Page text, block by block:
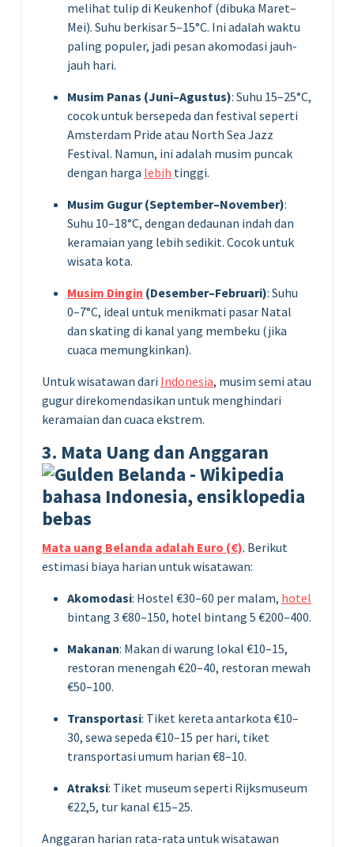
melihat tulip di Keukenhof (dibuka Maret–
Mei). Suhu berkisar 5–15°C. Ini adalah waktu
paling populer, jadi pesan akomodasi jauh-
jauh hari.
Musim Panas (Juni–Agustus): Suhu 15–25°C,
cocok untuk bersepeda dan festival seperti
Amsterdam Pride atau North Sea Jazz
Festival. Namun, ini adalah musim puncak
dengan harga lebih tinggi.
Musim Gugur (September–November):
Suhu 10–18°C, dengan dedaunan indah dan
keramaian yang lebih sedikit. Cocok untuk
wisata kota.
Musim Dingin (Desember–Februari): Suhu
0–7°C, ideal untuk menikmati pasar Natal
dan skating di kanal yang membeku (jika
cuaca memungkinkan).
Untuk wisatawan dari Indonesia, musim semi atau
gugur direkomendasikan untuk menghindari
keramaian dan cuaca ekstrem.
3. Mata Uang dan Anggaran
Mata uang Belanda adalah Euro (€). Berikut
estimasi biaya harian untuk wisatawan:
Akomodasi: Hostel €30–60 per malam, hotel
bintang 3 €80–150, hotel bintang 5 €200–400.
Makanan: Makan di warung lokal €10–15,
restoran menengah €20–40, restoran mewah
€50–100.
Transportasi: Tiket kereta antarkota €10–
30, sewa sepeda €10–15 per hari, tiket
transportasi umum harian €8–10.
Atraksi: Tiket museum seperti Rijksmuseum
€22,5, tur kanal €15–25.
Anggaran harian rata-rata untuk wisatawan